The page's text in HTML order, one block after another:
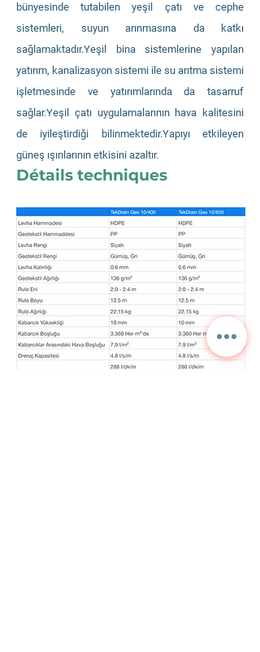
bünyesinde tutabilen yeşil çatı ve cephe
sistemleri, suyun arınmasına da katkı
sağlamaktadır.Yeşil bina sistemlerine yapılan
yatırım, kanalizasyon sistemi ile su arıtma sistemi
işletmesinde ve yatırımlarında da tasarruf
sağlar.Yeşil çatı uygulamalarının hava kalitesini
de iyileştirdiği bilinmektedir.Yapıyı etkileyen
güneş ışınlarının etkisini azaltır.
Détails techniques